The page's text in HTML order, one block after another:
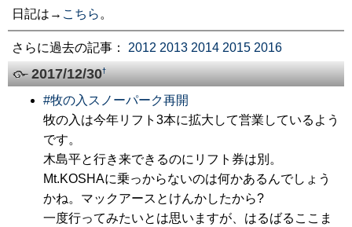
日記は→ こちら 。
さらに過去の記事： 2012 2013 2014 2015 2016
2017/12/30†
#牧の入スノーパーク再開
牧の入は今年リフト3本に拡大して営業しているよう
です。
木島平と行き来できるのにリフト券は別。
Mt.KOSHAに乗っからないのは何かあるんでしょう
かね。マックアースとけんかしたから?
一度行ってみたいとは思いますが、はるばるここま